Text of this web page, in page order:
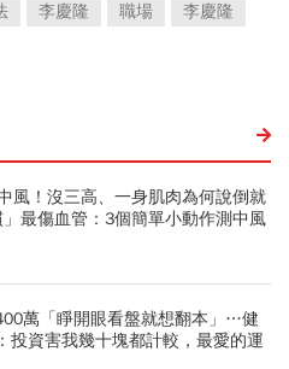
李慶隆 職場
李慶隆
風！沒三高、一身肌肉為何說倒就
最傷血管：3個簡單小動作測中風
萬「睜開眼看盤就想翻本」…健
投資害我幾十塊都計較，最愛的運